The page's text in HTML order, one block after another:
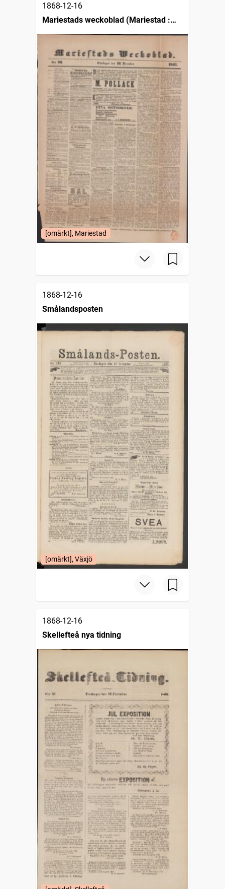
1868-12-16
Mariestads weckoblad (Mariestad :
[omärkt], Mariestad
1868-12-16
Smålandsposten
[omärkt], Växjö
1868-12-16
Skellefteå nya tidning